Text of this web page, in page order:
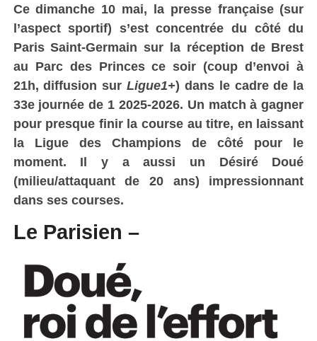
Ce dimanche 10 mai, la presse française (sur
l’aspect sportif) s’est concentrée du côté du
Paris Saint-Germain sur la réception de Brest
au Parc des Princes ce soir (coup d’envoi à
21h, diffusion surLigue1+) dans le cadre de la
33e journée de 1 2025-2026. Un match à gagner
pour presque finir la course au titre, en laissant
la Ligue des Champions de côté pour le
moment. Il y a aussi un Désiré Doué
(milieu/attaquant de 20 ans) impressionnant
dans ses courses.
Le Parisien –